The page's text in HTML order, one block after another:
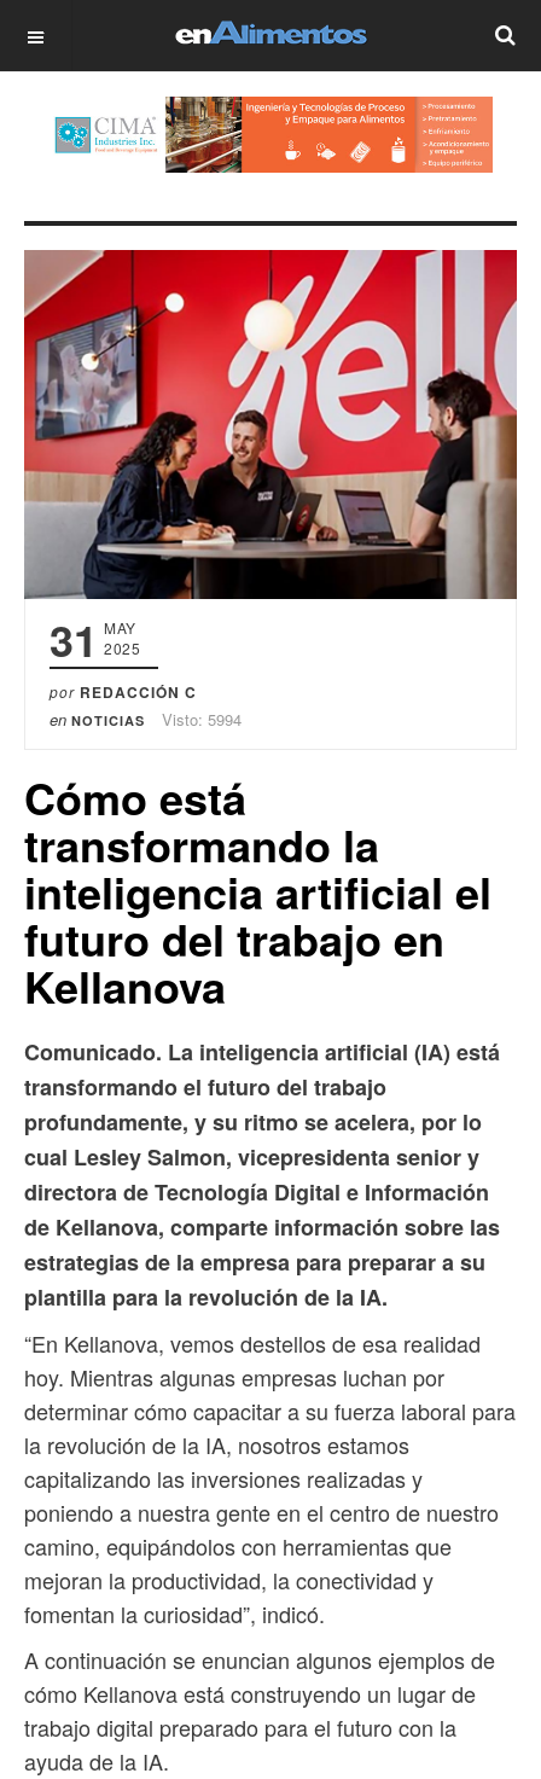
OFF CANVAS
31
MAY
2025
por REDACCIÓN C
en NOTICIAS Visto: 5994
Cómo está
transformando la
inteligencia artificial el
futuro del trabajo en
Kellanova
Comunicado. La inteligencia artificial (IA) está
transformando el futuro del trabajo
profundamente, y su ritmo se acelera, por lo
cual Lesley Salmon, vicepresidenta senior y
directora de Tecnología Digital e Información
de Kellanova, comparte información sobre las
estrategias de la empresa para preparar a su
plantilla para la revolución de la IA.
“En Kellanova, vemos destellos de esa realidad
hoy. Mientras algunas empresas luchan por
determinar cómo capacitar a su fuerza laboral para
la revolución de la IA, nosotros estamos
capitalizando las inversiones realizadas y
poniendo a nuestra gente en el centro de nuestro
camino, equipándolos con herramientas que
mejoran la productividad, la conectividad y
fomentan la curiosidad”, indicó.
A continuación se enuncian algunos ejemplos de
cómo Kellanova está construyendo un lugar de
trabajo digital preparado para el futuro con la
ayuda de la IA.